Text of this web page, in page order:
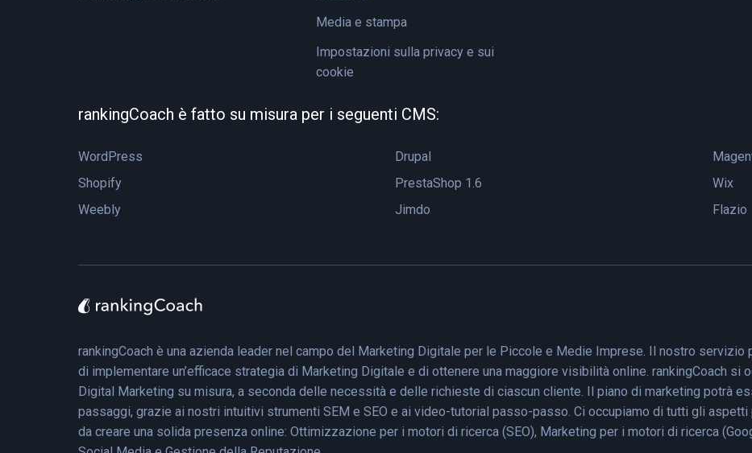
Media e stampa
Impostazioni sulla privacy e sui
cookie
rankingCoach è fatto su misura per i seguenti CMS:
WordPress Drupal
Shopify
PrestaShop 1.6
Wix
Weebly
Jimdo Flazio
rankingCoach è una azienda leader nel campo del Marketing Digitale per le Piccole e Medie Imprese. Il nostro
di implementare un’efficace strategia di Marketing Digitale e di ottenere una maggiore visibilità online. rankingCoach si
Digital Marketing su misura, a seconda delle necessità e delle richieste di ciascun cliente. Il piano di marketing potrà
passaggi, grazie ai nostri intuitivi strumenti SEM e SEO e ai video-tutorial passo-passo. Ci occupiamo di tutti gli
da creare una solida presenza online: Ottimizzazione per i motori di ricerca (SEO), Marketing per i motori di ricerca